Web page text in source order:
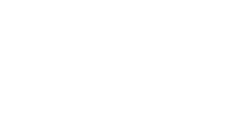
Document